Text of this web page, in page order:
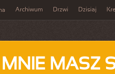
Archiwum Drzwi Dzisiaj
MASZ